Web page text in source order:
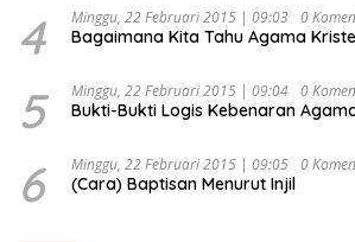
4 Minggu, 22 Februari 2015 | 09:03 0
Bagaimana Kita Tahu Agama
5 Minggu, 22 Februari 2015 | 09:04 0
Bukti-Bukti Logis Kebenaran
6 Minggu, 22 Februari 2015 | 09:05 0
(Cara) Baptisan Menurut Injil